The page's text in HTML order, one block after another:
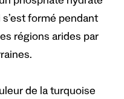
formé pendant
régions arides par
de la turquoise